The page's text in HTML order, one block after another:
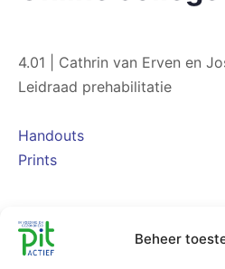
Beheer
4.01 | Cathrin van Erven en
Leidraad prehabilitatie
Handouts
Prints